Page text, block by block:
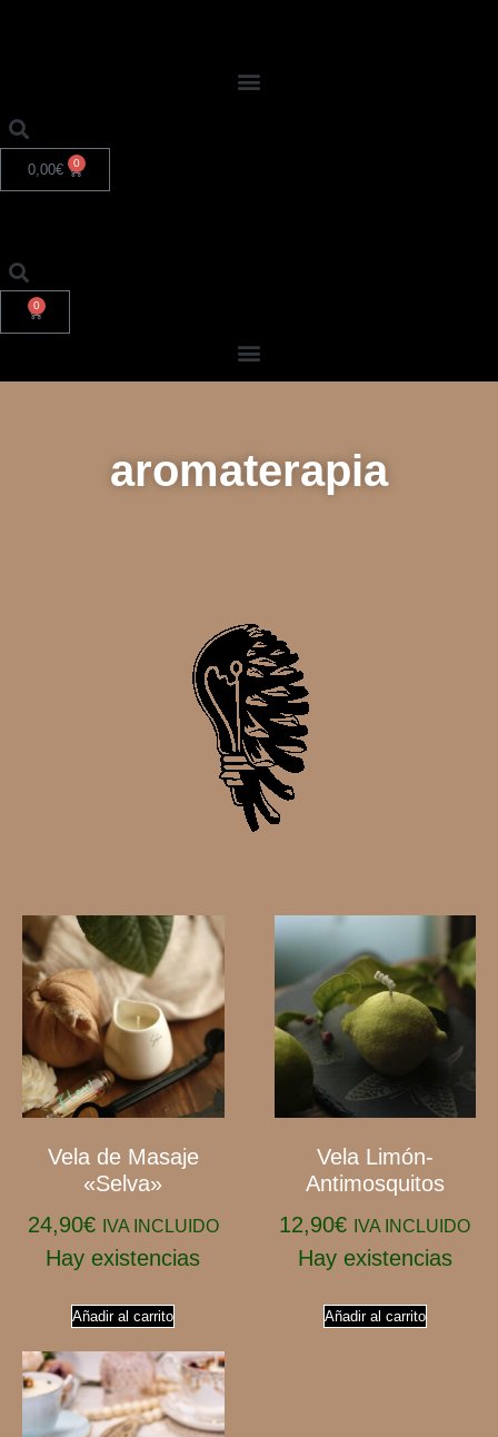
0,00€ 0
0
aromaterapia
Vela de Masaje
«Selva»
24,90€ IVA INCLUIDO
Hay existencias
Añadir al carrito
Vela Limón-
Antimosquitos
12,90€ IVA INCLUIDO
Hay existencias
Añadir al carrito